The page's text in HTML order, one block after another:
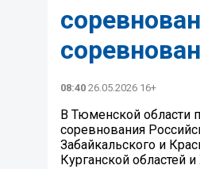
08:40 26.05.2026 16+
В Тюменской области
соревнования
Забайкальского и
Курганской областей